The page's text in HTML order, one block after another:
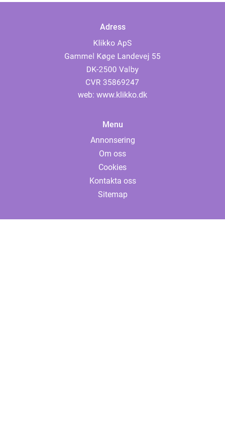
Adress
web: www.klikko.dk
Menu
Annonsering
Om oss
Cookies
Kontakta oss
Sitemap